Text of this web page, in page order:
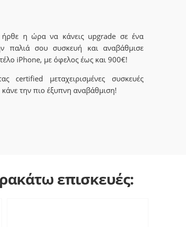
η ώρα να κάνεις upgrade σε ένα
παλιά σου συσκευή και αναβάθμισε
iPhone, με όφελος έως και 900€!
certified μεταχειρισμένες συσκευές
κάνε την πιο έξυπνη αναβάθμιση!
επισκευές: